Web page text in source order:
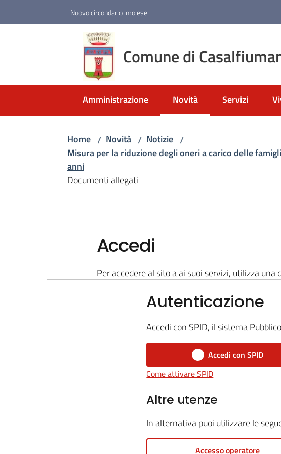
Nuovo circondario imolese
Comune di
Amministrazione Novità
Menu selezionato
Servizi
Home / Novità / Notizie /
Misura per la riduzione degli oneri a carico delle
anni
Documenti allegati
Accedi
Per accedere al sito a ai suoi servizi, utilizza una
Autenticazione
Accedi con SPID, il sistema
Accedi con SPID
Come attivare SPID
Altre utenze
In alternativa puoi utilizzare le
Accesso operatore